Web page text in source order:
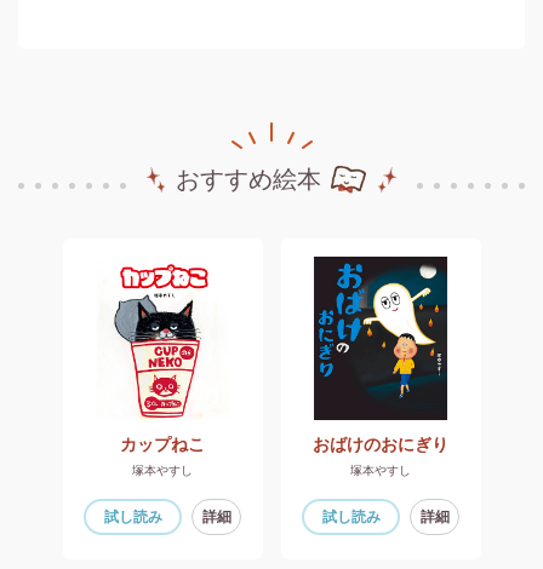
おすすめ絵本
カップねこ
塚本やすし
試し読み 詳細
おばけのおにぎり
塚本やすし
試し読み 詳細